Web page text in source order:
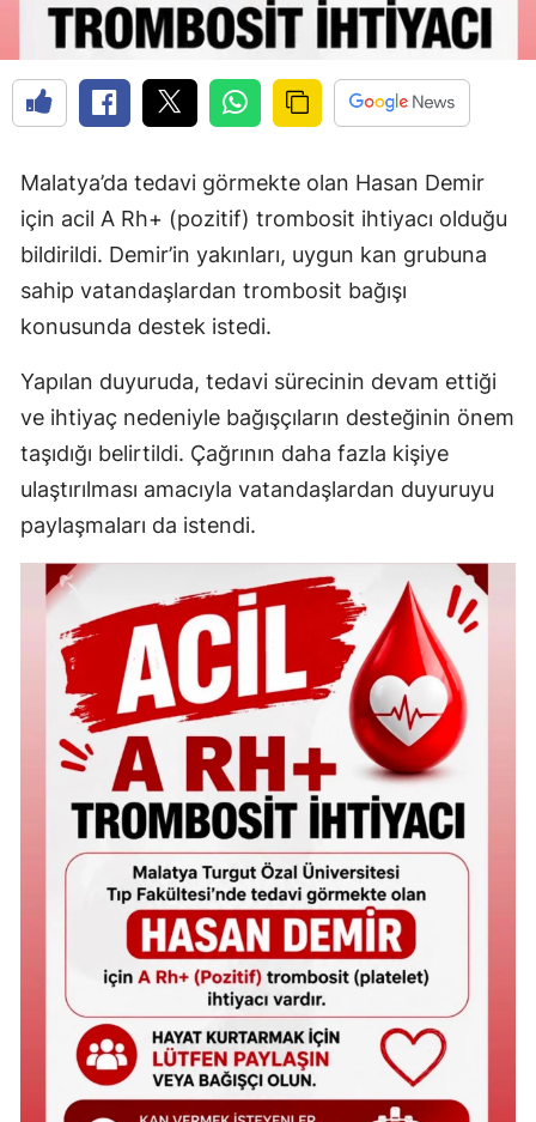
Malatya’da tedavi görmekte olan Hasan Demir
için acil A Rh+ (pozitif) trombosit ihtiyacı olduğu
bildirildi. Demir’in yakınları, uygun kan grubuna
sahip vatandaşlardan trombosit bağışı
konusunda destek istedi.
Yapılan duyuruda, tedavi sürecinin devam ettiği
ve ihtiyaç nedeniyle bağışçıların desteğinin önem
taşıdığı belirtildi. Çağrının daha fazla kişiye
ulaştırılması amacıyla vatandaşlardan duyuruyu
paylaşmaları da istendi.